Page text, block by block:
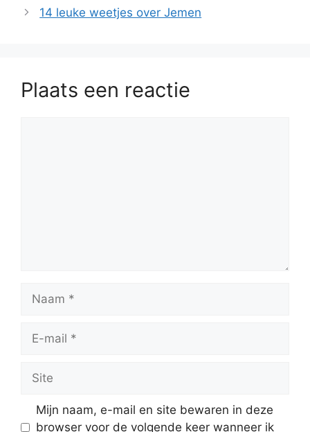
14 leuke weetjes over Jemen
Plaats een reactie
mail
Mijn naam, e-mail en site bewaren in deze
browser voor de volgende keer wanneer ik